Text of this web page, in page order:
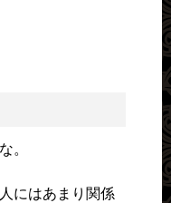
。
にはあまり関係